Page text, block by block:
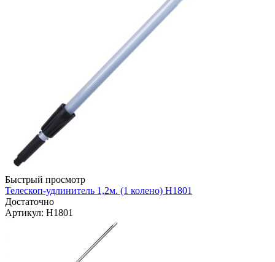
Быстрый просмотр
Телескоп-удлинитель 1,2м. (1 колено) Н1801
Достаточно
Артикул: H1801